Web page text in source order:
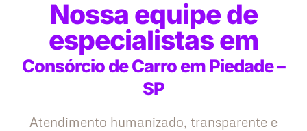
Nossa equipe de
especialistas em
Consórcio de Carro em Piedade –
SP
Atendimento humanizado, transparente e